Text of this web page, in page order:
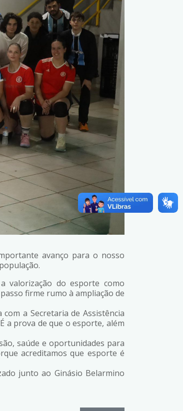
avanço para o nosso
valorização do esporte como
firme rumo à ampliação de
a Secretaria de Assistência
a prova de que o esporte, além
saúde e oportunidades para
acreditamos que esporte é
junto ao Ginásio Belarmino